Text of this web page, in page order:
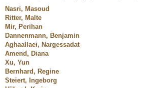
Nasri, Masoud
Ritter, Malte
Mir, Perihan
Dannenmann, Benjamin
Aghaallaei, Nargessadat
Amend, Diana
Xu, Yun
Bernhard, Regine
Steiert, Ingeborg